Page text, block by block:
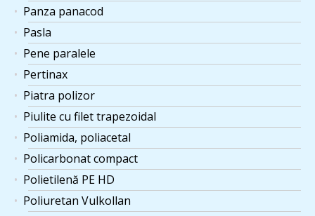
Panza panacod
Pasla
Pene paralele
Pertinax
Piatra polizor
Piulite cu filet trapezoidal
Poliamida, poliacetal
Policarbonat compact
Polietilenă PE HD
Poliuretan Vulkollan